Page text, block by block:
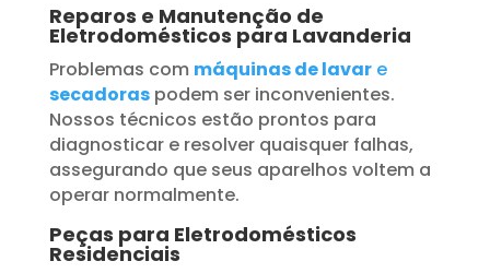
Reparos e Manutenção de
Eletrodomésticos para Lavanderia
Problemas com máquinas de lavare
secadoraspodem ser inconvenientes.
Nossos técnicos estão prontos para
diagnosticar e resolver quaisquer falhas,
assegurando que seus aparelhos voltem a
operar normalmente.
Peças para Eletrodomésticos
Residenciais